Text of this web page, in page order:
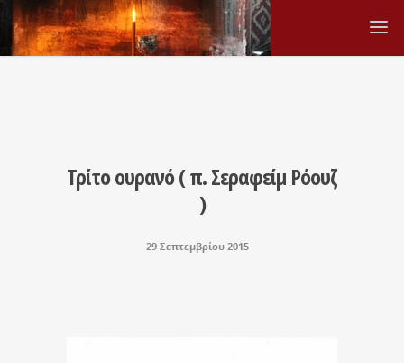
Τρίτο ουρανό ( π. Σεραφείμ Ρόουζ
)
29 Σεπτεμβρίου 2015